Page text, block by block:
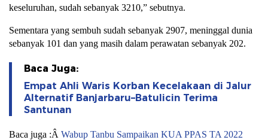
keseluruhan, sudah sebanyak 3210,” sebutnya.
Sementara yang sembuh sudah sebanyak 2907, meninggal dunia
sebanyak 101 dan yang masih dalam perawatan sebanyak 202.
Baca Juga:
Empat Ahli Waris Korban Kecelakaan di Jalur
Alternatif Banjarbaru–Batulicin Terima
Santunan
Baca juga :Â Wabup Tanbu Sampaikan KUA PPAS TA 2022